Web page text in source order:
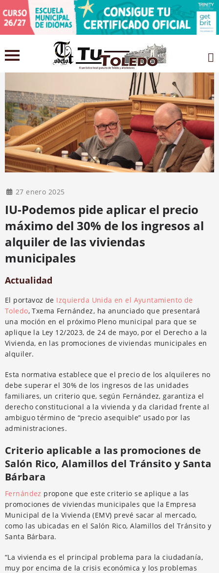
27 enero 2025
IU-Podemos pide aplicar el precio
máximo del 30% de los ingresos al
alquiler de las viviendas
municipales
Actualidad
El portavoz de Izquierda Unida en el Ayuntamiento de
Toledo, Txema Fernández, ha anunciado que presentará
una moción en el próximo Pleno municipal para que se
aplique la Ley 12/2023, de 24 de mayo, por el Derecho a la
Vivienda, en las promociones de viviendas municipales en
alquiler.
Esta normativa establece que el precio de los alquileres no
debe superar el 30% de los ingresos de las unidades
familiares, un criterio que, según Fernández, garantiza el
derecho constitucional a la vivienda y da claridad frente al
ambiguo término de “precio asequible” usado por las
administraciones.
Criterio aplicable a las promociones de
Salón Rico, Alamillos del Tránsito y Santa
Bárbara
Fernández propone que este criterio se aplique a las
promociones de viviendas municipales que la Empresa
Municipal de la Vivienda (EMV) prevé sacar al mercado,
como las ubicadas en el Salón Rico, Alamillos del Tránsito y
Santa Bárbara.
“La vivienda es el principal problema para la ciudadanía,
muy por encima de la crisis económica y los problemas